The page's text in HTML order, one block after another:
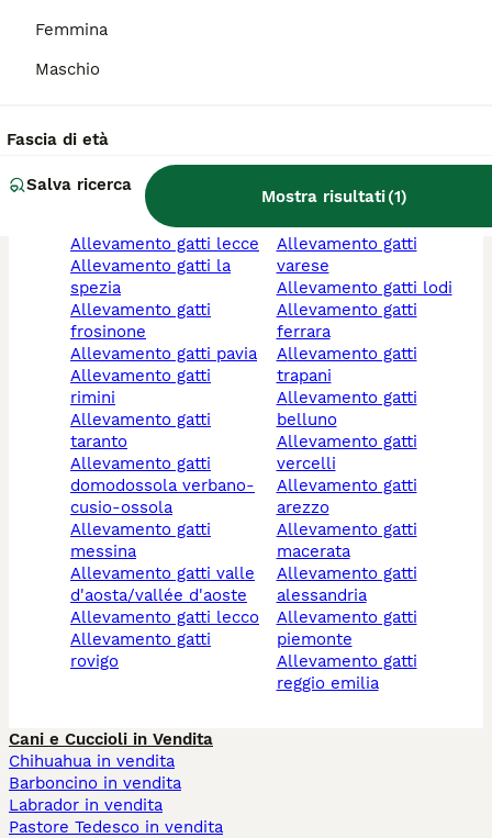
Femmina
Maschio
Fascia di età
Salva ricerca
Mostra risultati(1)
allevamento gatti
allevamento gatti
biella
abruzzo
allevamento gatti lecce
allevamento gatti la
spezia
allevamento gatti
frosinone
allevamento gatti pavia
allevamento gatti
rimini
allevamento gatti
taranto
allevamento gatti
domodossola verbano-
cusio-ossola
allevamento gatti
messina
allevamento gatti valle
d'aosta/vallée d'aoste
allevamento gatti lecco
allevamento gatti
rovigo
novara
allevamento gatti
varese
allevamento gatti lodi
allevamento gatti
ferrara
allevamento gatti
trapani
allevamento gatti
belluno
allevamento gatti
vercelli
allevamento gatti
arezzo
allevamento gatti
macerata
allevamento gatti
alessandria
allevamento gatti
piemonte
allevamento gatti
reggio emilia
Cani e Cuccioli in Vendita
Chihuahua in vendita
Barboncino in vendita
Labrador in vendita
Pastore Tedesco in vendita